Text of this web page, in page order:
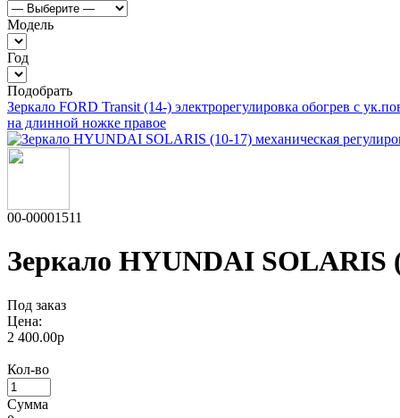
Модель
Год
Подобрать
Зеркало FORD Transit (14-) электрорегулировка обогрев с
на длинной ножке правое
00-00001511
Зеркало HYUNDAI SOLARIS
Под заказ
Цена:
2 400.00р
Кол-во
Сумма